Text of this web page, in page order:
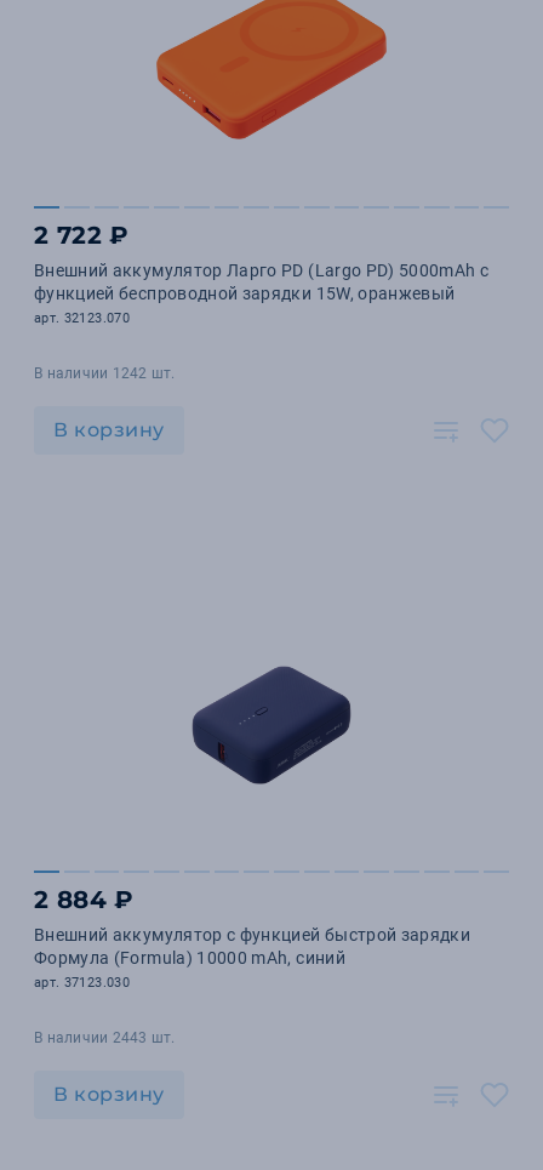
2 722 ₽
Внешний аккумулятор Ларго PD (Largo PD) 5000mAh с
функцией беспроводной зарядки 15W, оранжевый
арт. 32123.070
В наличии 1242 шт.
В корзину
2 884 ₽
Внешний аккумулятор с функцией быстрой зарядки
Формула (Formula) 10000 mAh, синий
арт. 37123.030
В наличии 2443 шт.
В корзину